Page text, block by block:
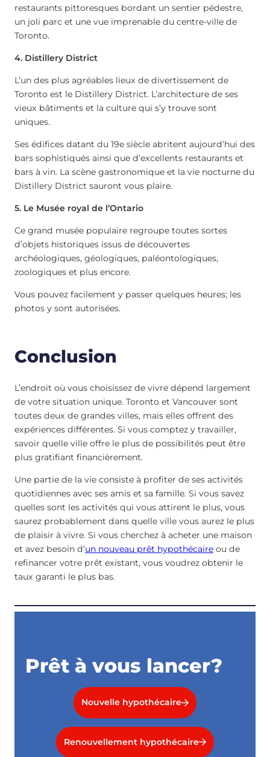
restaurants pittoresques bordant un sentier pédestre,
un joli parc et une vue imprenable du centre-ville de
Toronto.
4. Distillery District
L’un des plus agréables lieux de divertissement de
Toronto est le Distillery District. L’architecture de ses
vieux bâtiments et la culture qui s’y trouve sont
uniques.
Ses édifices datant du 19e siècle abritent aujourd’hui des
bars sophistiqués ainsi que d’excellents restaurants et
bars à vin. La scène gastronomique et la vie nocturne du
Distillery District sauront vous plaire.
5. Le Musée royal de l’Ontario
Ce grand musée populaire regroupe toutes sortes
d’objets historiques issus de découvertes
archéologiques, géologiques, paléontologiques,
zoologiques et plus encore.
Vous pouvez facilement y passer quelques heures; les
photos y sont autorisées.
Conclusion
L’endroit où vous choisissez de vivre dépend largement
de votre situation unique. Toronto et Vancouver sont
toutes deux de grandes villes, mais elles offrent des
expériences différentes. Si vous comptez y travailler,
savoir quelle ville offre le plus de possibilités peut être
plus gratifiant financièrement.
Une partie de la vie consiste à profiter de ses activités
quotidiennes avec ses amis et sa famille. Si vous savez
quelles sont les activités qui vous attirent le plus, vous
saurez probablement dans quelle ville vous aurez le plus
de plaisir à vivre. Si vous cherchez à acheter une maison
et avez besoin d’un nouveau prêt hypothécaire ou de
refinancer votre prêt existant, vous voudrez obtenir le
taux garanti le plus bas.
Prêt à vous lancer?
Nouvelle hypothécaire
Renouvellement hypothécaire